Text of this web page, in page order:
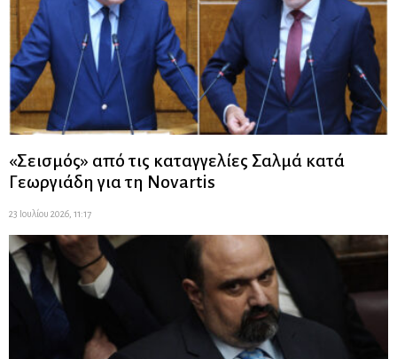
«Σεισμός» από τις καταγγελίες Σαλμά κατά
Γεωργιάδη για τη Novartis
23 Ιουλίου 2026, 11:17